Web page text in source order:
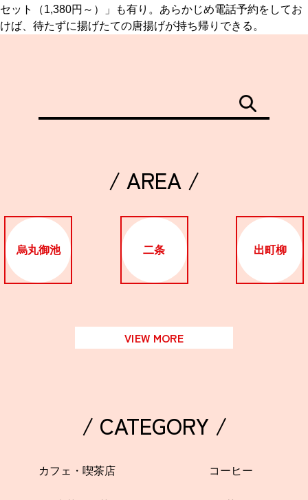
セット（1,380円～）」も有り。あらかじめ電話予約をしてお
けば、待たずに揚げたての唐揚げが持ち帰りできる。
/ AREA /
烏丸御池 二条 出町柳
VIEW MORE
/ CATEGORY /
カフェ・喫茶店 コーヒー